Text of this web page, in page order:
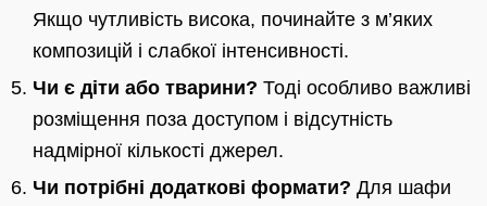
Якщо чутливість висока, починайте з м’яких
композицій і слабкої інтенсивності.
Чи є діти або тварини? Тоді особливо важливі
розміщення поза доступом і відсутність
надмірної кількості джерел.
Чи потрібні додаткові формати? Для шафи